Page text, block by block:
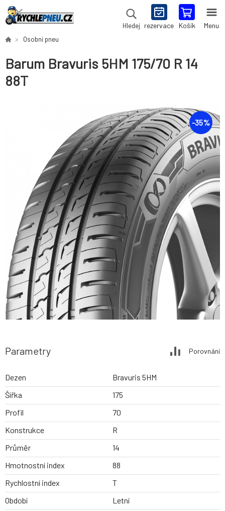
Hledej rezervace Košík Menu
Osobní pneu
Barum Bravuris 5HM 175/70 R 14
88T
-35%
Parametry Porovnání
Dezen
Bravuris 5HM
Šířka
175
Profil
70
Konstrukce
R
Průměr
14
Hmotnostní index
88
Rychlostní index
T
Období
Letní